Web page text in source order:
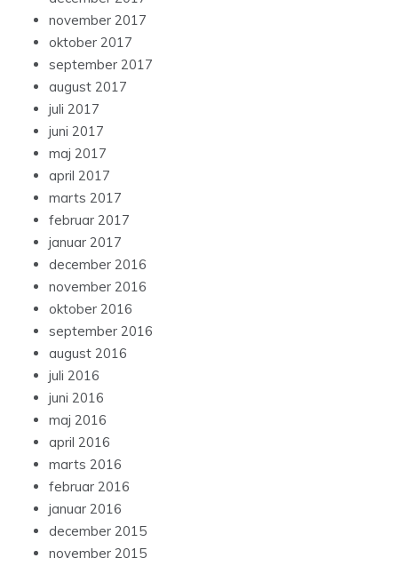
november 2017
oktober 2017
september 2017
august 2017
juli 2017
juni 2017
maj 2017
april 2017
marts 2017
februar 2017
januar 2017
december 2016
november 2016
oktober 2016
september 2016
august 2016
juli 2016
juni 2016
maj 2016
april 2016
marts 2016
februar 2016
januar 2016
december 2015
november 2015